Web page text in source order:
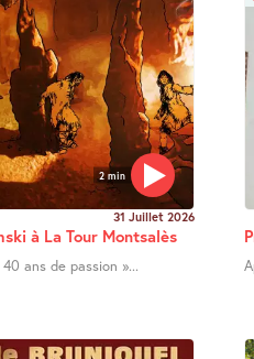
2 min
31 Juillet 2026
à La Tour Montsalès
ans de passion »...